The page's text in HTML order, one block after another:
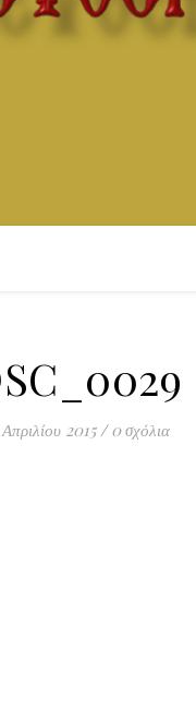
2015 / 0 σχόλια